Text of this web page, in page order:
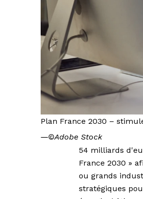
Plan France 2030 –
―©Adobe Stock
54 milliards
France 2030 »
ou grands
stratégiques